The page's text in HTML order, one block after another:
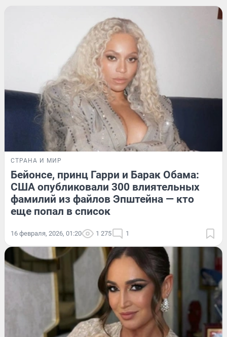
СТРАНА И МИР
Бейонсе, принц Гарри и Барак Обама:
США опубликовали 300 влиятельных
фамилий из файлов Эпштейна — кто
еще попал в список
16 февраля, 2026, 01:20 1 275 1